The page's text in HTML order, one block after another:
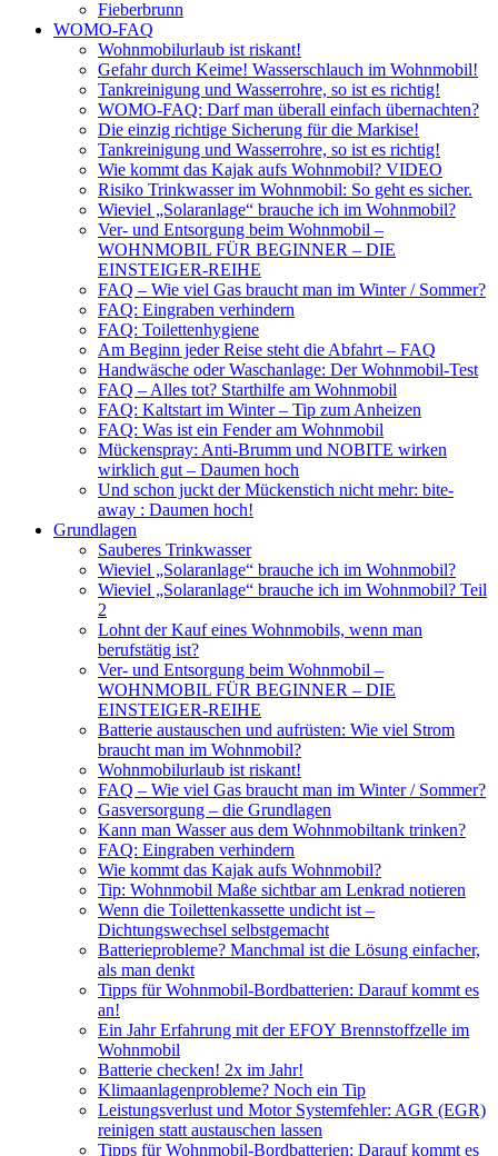
Fieberbrunn
WOMO-FAQ
Wohnmobilurlaub ist riskant!
Gefahr durch Keime! Wasserschlauch im Wohnmobil!
Tankreinigung und Wasserrohre, so ist es richtig!
WOMO-FAQ: Darf man überall einfach übernachten?
Die einzig richtige Sicherung für die Markise!
Tankreinigung und Wasserrohre, so ist es richtig!
Wie kommt das Kajak aufs Wohnmobil? VIDEO
Risiko Trinkwasser im Wohnmobil: So geht es sicher.
Wieviel „Solaranlage“ brauche ich im Wohnmobil?
Ver- und Entsorgung beim Wohnmobil –
WOHNMOBIL FÜR BEGINNER – DIE
EINSTEIGER-REIHE
FAQ – Wie viel Gas braucht man im Winter / Sommer?
FAQ: Eingraben verhindern
FAQ: Toilettenhygiene
Am Beginn jeder Reise steht die Abfahrt – FAQ
Handwäsche oder Waschanlage: Der Wohnmobil-Test
FAQ – Alles tot? Starthilfe am Wohnmobil
FAQ: Kaltstart im Winter – Tip zum Anheizen
FAQ: Was ist ein Fender am Wohnmobil
Mückenspray: Anti-Brumm und NOBITE wirken
wirklich gut – Daumen hoch
Und schon juckt der Mückenstich nicht mehr: bite-
away : Daumen hoch!
Grundlagen
Sauberes Trinkwasser
Wieviel „Solaranlage“ brauche ich im Wohnmobil?
Wieviel „Solaranlage“ brauche ich im Wohnmobil? Teil
2
Lohnt der Kauf eines Wohnmobils, wenn man
berufstätig ist?
Ver- und Entsorgung beim Wohnmobil –
WOHNMOBIL FÜR BEGINNER – DIE
EINSTEIGER-REIHE
Batterie austauschen und aufrüsten: Wie viel Strom
braucht man im Wohnmobil?
Wohnmobilurlaub ist riskant!
FAQ – Wie viel Gas braucht man im Winter / Sommer?
Gasversorgung – die Grundlagen
Kann man Wasser aus dem Wohnmobiltank trinken?
FAQ: Eingraben verhindern
Wie kommt das Kajak aufs Wohnmobil?
Tip: Wohnmobil Maße sichtbar am Lenkrad notieren
Wenn die Toilettenkassette undicht ist –
Dichtungswechsel selbstgemacht
Batterieprobleme? Manchmal ist die Lösung einfacher,
als man denkt
Tipps für Wohnmobil-Bordbatterien: Darauf kommt es
an!
Ein Jahr Erfahrung mit der EFOY Brennstoffzelle im
Wohnmobil
Batterie checken! 2x im Jahr!
Klimaanlagenprobleme? Noch ein Tip
Leistungsverlust und Motor Systemfehler: AGR (EGR)
reinigen statt austauschen lassen
Tipps für Wohnmobil-Bordbatterien: Darauf kommt es